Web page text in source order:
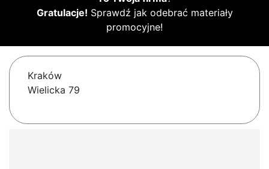
Gratulacje! Sprawdź jak odebrać materiały
promocyjne!
Kraków
Wielicka 79